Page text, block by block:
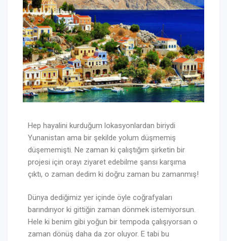
Hep hayalini kurduğum lokasyonlardan biriydi
Yunanistan ama bir şekilde yolum düşmemiş
düşememişti. Ne zaman ki çalıştığım şirketin bir
projesi için orayı ziyaret edebilme şansı karşıma
çıktı, o zaman dedim ki doğru zaman bu zamanmış!
Dünya dediğimiz yer içinde öyle coğrafyaları
barındırıyor ki gittiğin zaman dönmek istemiyorsun.
Hele ki benim gibi yoğun bir tempoda çalışıyorsan o
zaman dönüş daha da zor oluyor. E tabi bu